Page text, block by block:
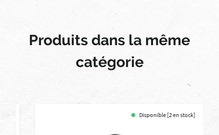
Produits dans la même
catégorie
Disponible [2 en stock]